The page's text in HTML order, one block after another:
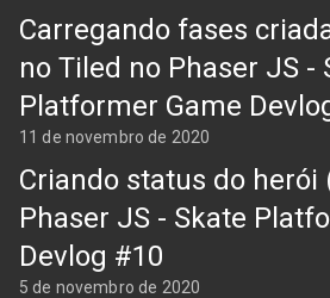
Carregando fases
no Tiled no Phaser JS -
Platformer Game
11 de novembro de 2020
Criando status do herói
Phaser JS - Skate
Devlog #10
5 de novembro de 2020